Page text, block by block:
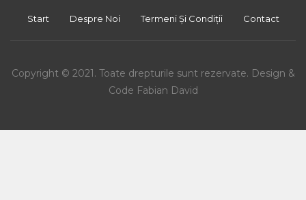
Start Despre Noi Termeni Și Condiții Contact
Copyright © 2021. Toate drepturile sunt rezervate. Design &
Code Fabian David